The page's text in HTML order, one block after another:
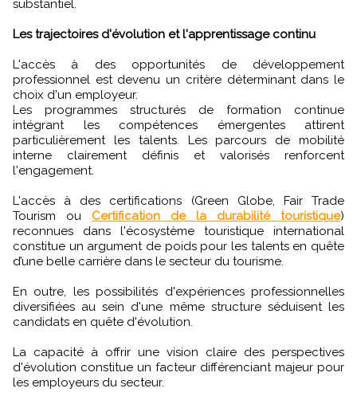
substantiel.
Les trajectoires d'évolution et l'apprentissage continu
L'accès à des opportunités de développement
professionnel est devenu un critère déterminant dans le
choix d'un employeur.
Les programmes structurés de formation continue
intégrant les compétences émergentes attirent
particulièrement les talents. Les parcours de mobilité
interne clairement définis et valorisés renforcent
l'engagement.
L'accès à des certifications (Green Globe, Fair Trade
Tourism ou Certification de la durabilité touristique)
reconnues dans l'écosystème touristique international
constitue un argument de poids pour les talents en quête
d’une belle carrière dans le secteur du tourisme.
En outre, les possibilités d'expériences professionnelles
diversifiées au sein d'une même structure séduisent les
candidats en quête d'évolution.
La capacité à offrir une vision claire des perspectives
d'évolution constitue un facteur différenciant majeur pour
les employeurs du secteur.